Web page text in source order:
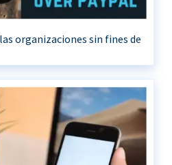
organizaciones sin fines de